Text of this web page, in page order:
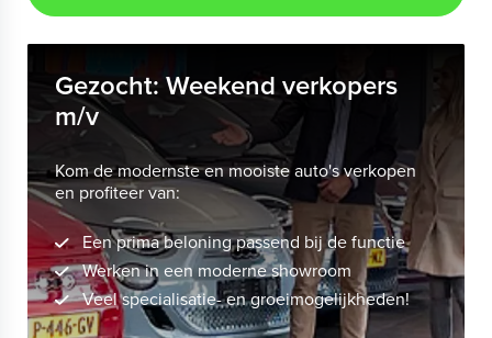
Gezocht: Weekend verkopers
m/v
Kom de modernste en mooiste auto's verkopen
en profiteer van:
Een prima beloning passend bij de functie
Werken in een moderne showroom
Veel specialisatie- en groeimogelijkheden!